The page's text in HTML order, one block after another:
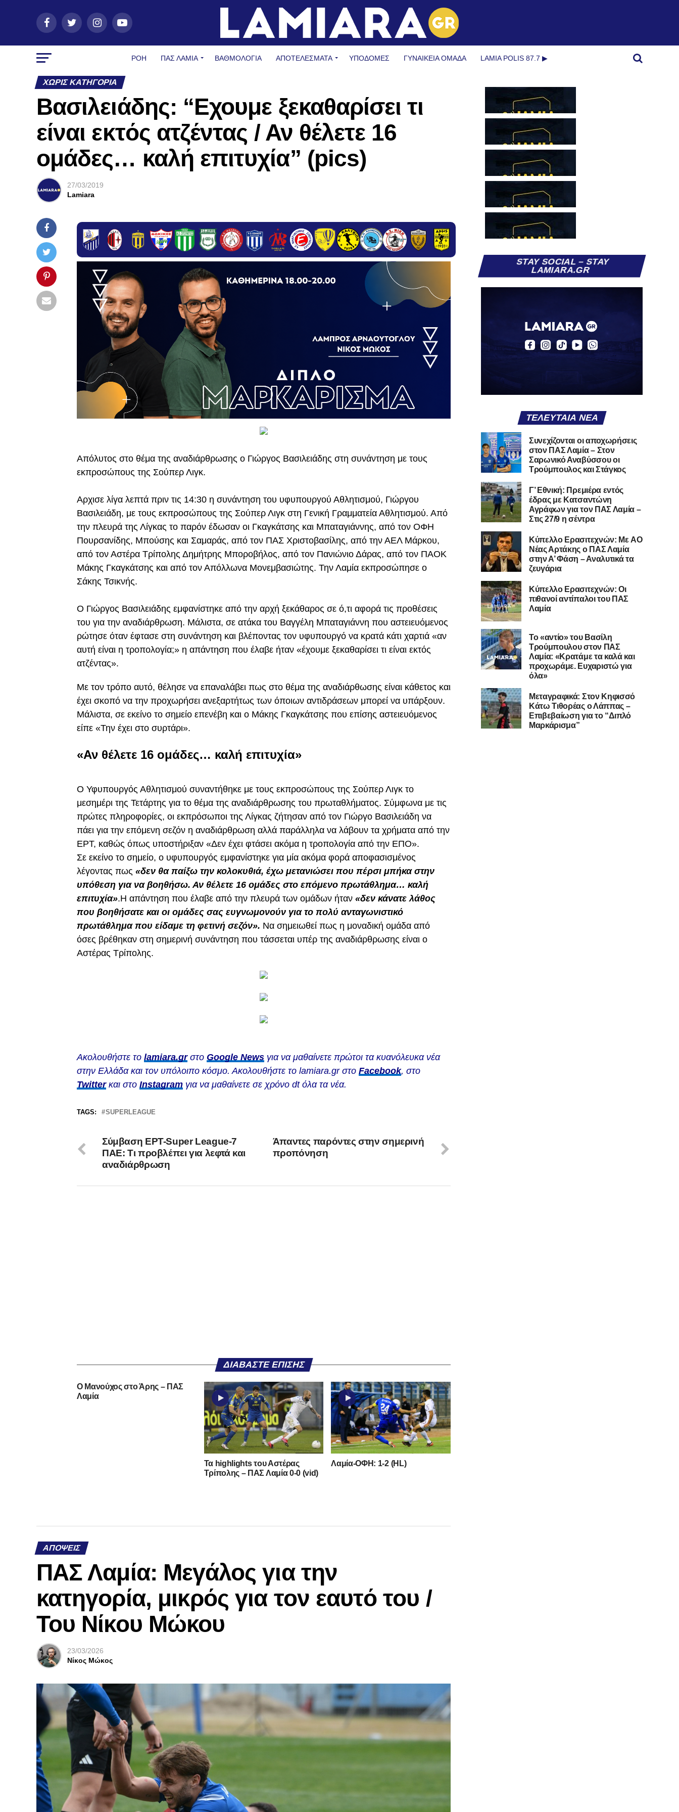
ΡΟΗ ΠΑΣ ΛΑΜΊΑ ΒΑΘΜΟΛΟΓΙΑ ΑΠΟΤΕΛΕΣΜΑΤΑ ΥΠΟΔΟΜΈΣ ΓΥΝΑΙΚΕΊΑ ΟΜΆΔΑ LAMIA POLIS 87.7 ▶︎
ΧΩΡΊΣ ΚΑΤΗΓΟΡΊΑ
Βασιλειάδης: “Εχουμε ξεκαθαρίσει τι
είναι εκτός ατζέντας / Αν θέλετε 16
ομάδες… καλή επιτυχία” (pics)
27/03/2019
Lamiara
Απόλυτος στο θέμα της αναδιάρθρωσης ο Γιώργος Βασιλειάδης στη συνάντηση με τους
εκπροσώπους της Σούπερ Λιγκ.
Aρχισε λίγα λεπτά πριν τις 14:30 η συνάντηση του υφυπουργού Αθλητισμού, Γιώργου
Βασιλειάδη, με τους εκπροσώπους της Σούπερ Λιγκ στη Γενική Γραμματεία Αθλητισμού. Από
την πλευρά της Λίγκας το παρόν έδωσαν οι Γκαγκάτσης και Μπαταγιάννης, από τον ΟΦΗ
Πουρσανίδης, Μπούσης και Σαμαράς, από τον ΠΑΣ Χριστοβασίλης, από την ΑΕΛ Μάρκου,
από τον Αστέρα Τρίπολης Δημήτρης Μποροβήλος, από τον Πανιώνιο Δάρας, από τον ΠΑΟΚ
Μάκης Γκαγκάτσης και από τον Απόλλωνα Μονεμβασιώτης. Την Λαμία εκπροσώπησε ο
Σάκης Τσικνής.
Ο Γιώργος Βασιλειάδης εμφανίστηκε από την αρχή ξεκάθαρος σε ό,τι αφορά τις προθέσεις
του για την αναδιάρθρωση. Μάλιστα, σε ατάκα του Βαγγέλη Μπαταγιάννη που αστειευόμενος
ρώτησε όταν έφτασε στη συνάντηση και βλέποντας τον υφυπουργό να κρατά κάτι χαρτιά «αν
αυτή είναι η τροπολογία;» η απάντηση που έλαβε ήταν «έχουμε ξεκαθαρίσει τι είναι εκτός
ατζέντας».
Με τον τρόπο αυτό, θέλησε να επαναλάβει πως στο θέμα της αναδιάρθωσης είναι κάθετος και
έχει σκοπό να την προχωρήσει ανεξαρτήτως των όποιων αντιδράσεων μπορεί να υπάρξουν.
Μάλιστα, σε εκείνο το σημείο επενέβη και ο Μάκης Γκαγκάτσης που επίσης αστειευόμενος
είπε «Την έχει στο συρτάρι».
«Αν θέλετε 16 ομάδες… καλή επιτυχία»
Ο Υφυπουργός Αθλητισμού συναντήθηκε με τους εκπροσώπους της Σούπερ Λιγκ το
μεσημέρι της Τετάρτης για το θέμα της αναδιάρθρωσης του πρωταθλήματος. Σύμφωνα με τις
πρώτες πληροφορίες, οι εκπρόσωποι της Λίγκας ζήτησαν από τον Γιώργο Βασιλειάδη να
πάει για την επόμενη σεζόν η αναδιάρθρωση αλλά παράλληλα να λάβουν τα χρήματα από την
ΕΡΤ, καθώς όπως υποστήριξαν «Δεν έχει φτάσει ακόμα η τροπολογία από την ΕΠΟ».
Σε εκείνο το σημείο, ο υφυπουργός εμφανίστηκε για μία ακόμα φορά αποφασισμένος
λέγοντας πως «δεν θα παίξω την κολοκυθιά, έχω μετανιώσει που πέρσι μπήκα στην
υπόθεση για να βοηθήσω. Αν θέλετε 16 ομάδες στο επόμενο πρωτάθλημα… καλή
επιτυχία».Η απάντηση που έλαβε από την πλευρά των ομάδων ήταν «δεν κάνατε λάθος
που βοηθήσατε και οι ομάδες σας ευγνωμονούν για το πολύ ανταγωνιστικό
πρωτάθλημα που είδαμε τη φετινή σεζόν». Να σημειωθεί πως η μοναδική ομάδα από
όσες βρέθηκαν στη σημερινή συνάντηση που τάσσεται υπέρ της αναδιάρθρωσης είναι ο
Αστέρας Τρίπολης.
Ακολουθήστε το lamiara.grστο Google News για να μαθαίνετε πρώτοι τα κυανόλευκα νέα
στην Ελλάδα και τον υπόλοιπο κόσμο. Ακολουθήστε το lamiara.gr στο Facebook, στο
Twitterκαι στο Instagram για να μαθαίνετε σε χρόνο dt όλα τα νέα.
TAGS: SUPERLEAGUE
Άπαντες παρόντες στην σημερινή
προπόνηση
Σύμβαση ΕΡΤ-Super League-7
ΠΑΕ: Τι προβλέπει για λεφτά και
αναδιάρθρωση
ΔΙΑΒΆΣΤΕ ΕΠΊΣΗΣ
Ο Μανούχος στο Άρης – ΠΑΣ
Λαμία
Τα highlights του Αστέρας
Τρίπολης – ΠΑΣ Λαμία 0-0 (vid)
Λαμία-ΟΦΗ: 1-2 (HL)
ΑΠΌΨΕΙΣ
ΠΑΣ Λαμία: Μεγάλος για την
κατηγορία, μικρός για τον εαυτό του /
Του Νίκου Μώκου
23/03/2026
Νίκος Μώκος
STAY SOCIAL – STAY
LAMIARA.GR
ΤΕΛΕΥΤΑΊΑ ΝΈΑ
Συνεχίζονται οι αποχωρήσεις
στον ΠΑΣ Λαμία – Στον
Σαρωνικό Αναβύσσου οι
Τρούμπουλος και Στάγκος
Γ’ Εθνική: Πρεμιέρα εντός
έδρας με Κατσαντώνη
Αγράφων για τον ΠΑΣ Λαμία –
Στις 27/9 η σέντρα
Kύπελλο Ερασιτεχνών: Με AO
Nέας Αρτάκης ο ΠΑΣ Λαμία
στην Α’ Φάση – Αναλυτικά τα
ζευγάρια
Κύπελλο Ερασιτεχνών: Οι
πιθανοί αντίπαλοι του ΠΑΣ
Λαμία
Το «αντίο» του Βασίλη
Τρούμπουλου στον ΠΑΣ
Λαμία: «Κρατάμε τα καλά και
προχωράμε. Ευχαριστώ για
όλα»
Μεταγραφικά: Στον Κηφισσό
Κάτω Τιθορέας ο Λάππας –
Επιβεβαίωση για το “Διπλό
Μαρκάρισμα”